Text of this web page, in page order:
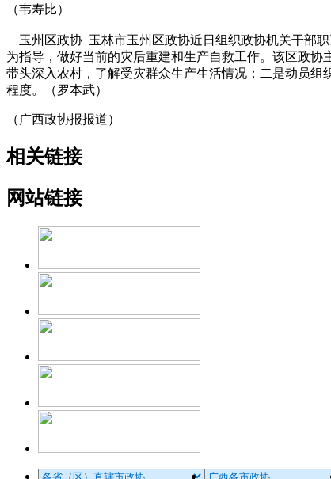
（韦寿比）
玉州区政协 玉林市玉州区政协近日组织政协机关干部
为指导，做好当前的灾后重建和生产自救工作。该区政
带头深入农村，了解受灾群众生产生活情况；二是动员
程度。（罗本武）
（广西政协报报道）
相关链接
网站链接